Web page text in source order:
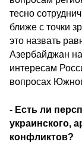
тесно
ближе с точки
это назвать
Азербайджан
интересам
вопросах
- Есть ли
украинского,
конфликтов?